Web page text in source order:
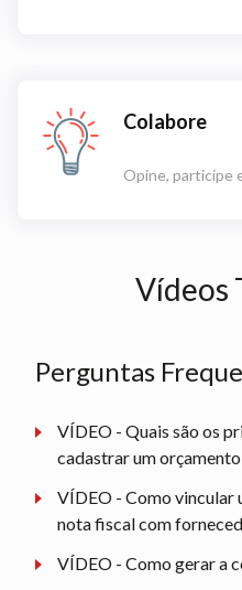
Colabore
Opine, participe
Vídeos
Perguntas
VÍDEO - Quais são os
cadastrar um
VÍDEO - Como vincular
nota fiscal com
VÍDEO - Como gerar a